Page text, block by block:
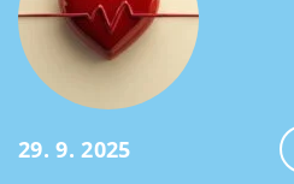
29. 9. 2025